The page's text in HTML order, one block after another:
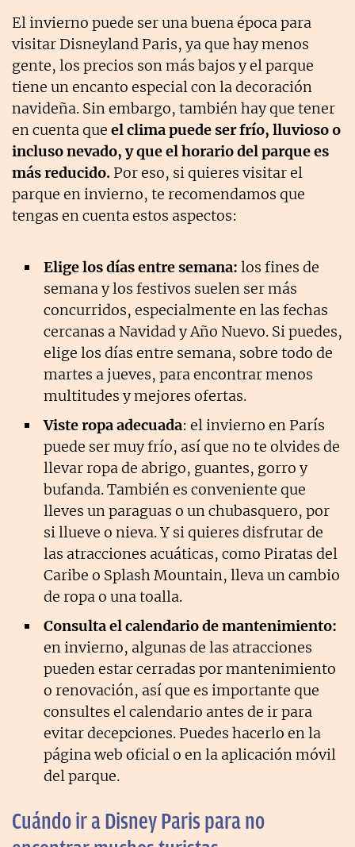
El invierno puede ser una buena época para
visitar Disneyland Paris, ya que hay menos
gente, los precios son más bajos y el parque
tiene un encanto especial con la decoración
navideña. Sin embargo, también hay que tener
en cuenta que el clima puede ser frío, lluvioso o
incluso nevado, y que el horario del parque es
más reducido. Por eso, si quieres visitar el
parque en invierno, te recomendamos que
tengas en cuenta estos aspectos:
Elige los días entre semana: los fines de
semana y los festivos suelen ser más
concurridos, especialmente en las fechas
cercanas a Navidad y Año Nuevo. Si puedes,
elige los días entre semana, sobre todo de
martes a jueves, para encontrar menos
multitudes y mejores ofertas.
Viste ropa adecuada: el invierno en París
puede ser muy frío, así que no te olvides de
llevar ropa de abrigo, guantes, gorro y
bufanda. También es conveniente que
lleves un paraguas o un chubasquero, por
si llueve o nieva. Y si quieres disfrutar de
las atracciones acuáticas, como Piratas del
Caribe o Splash Mountain, lleva un cambio
de ropa o una toalla.
Consulta el calendario de mantenimiento:
en invierno, algunas de las atracciones
pueden estar cerradas por mantenimiento
o renovación, así que es importante que
consultes el calendario antes de ir para
evitar decepciones. Puedes hacerlo en la
página web oficial o en la aplicación móvil
del parque.
Cuándo ir a Disney Paris para no